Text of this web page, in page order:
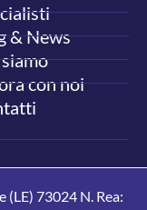
& News
con noi
73024 N. Rea: